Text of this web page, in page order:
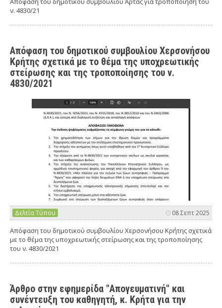
ν. 4830/21
Απόφαση του δημοτικού συμβουλίου Χερσονήσου
Κρήτης σχετικά με το θέμα της υποχρεωτικής
στείρωσης και της τροποποίησης του ν.
4830/2021
Δελτία Τύπου 08 Σεπτ 2025
Απόφαση του δημοτικού συμβουλίου Χερσονήσου Κρήτης σχετικά
με το θέμα της υποχρεωτικής στείρωσης και της τροποποίησης
του ν. 4830/2021
Άρθρο στην εφημερίδα "Απογευματινή" και
συνέντευξη του καθηγητή, κ. Κρήτα για την